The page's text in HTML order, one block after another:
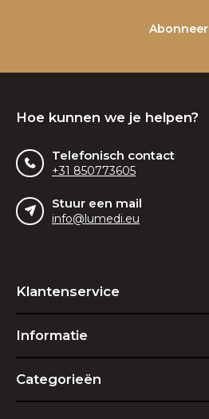
Abonneer
Hoe kunnen we je helpen?
Telefonisch contact
+31 850773605
Stuur een mail
info@lumedi.eu
Klantenservice
Informatie
Categorieën